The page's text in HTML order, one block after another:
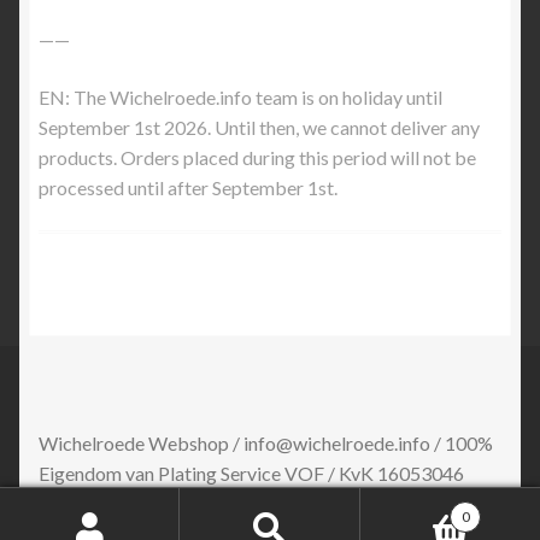
——
EN: The Wichelroede.info team is on holiday until
September 1st 2026. Until then, we cannot deliver any
products. Orders placed during this period will not be
processed until after September 1st.
Wichelroede Webshop / info@wichelroede.info / 100%
Eigendom van Plating Service VOF / KvK 16053046
0